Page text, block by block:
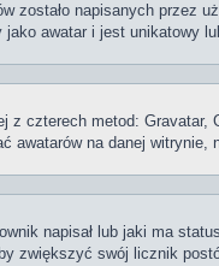
zostało napisanych
awatar i jest unikatowy
z czterech metod:
awatarów na danej
napisał lub jaki ma
zwiększyć swój licznik